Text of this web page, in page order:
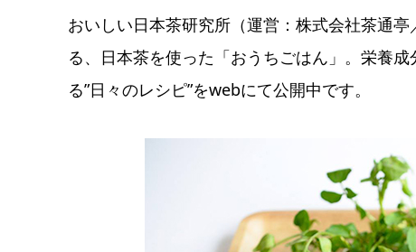
おいしい日本茶研究所（運営：株式会社茶通
る、日本茶を使った「おうちごはん」。栄養
る”日々のレシピ”をwebにて公開中です。